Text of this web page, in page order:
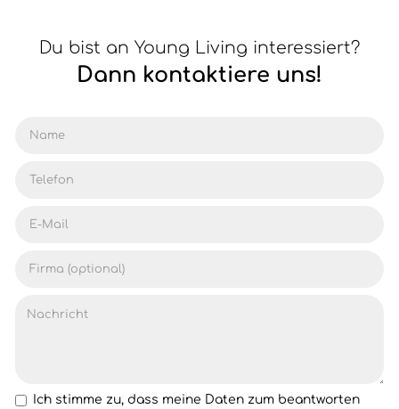
Du bist an Young Living interessiert?
Dann kontaktiere uns!
Ich stimme zu, dass meine Daten zum beantworten